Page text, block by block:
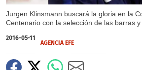
Jurgen Klinsmann buscará la gloria en la
Centenario con la selección de las barras y
2016-05-11
AGENCIA EFE